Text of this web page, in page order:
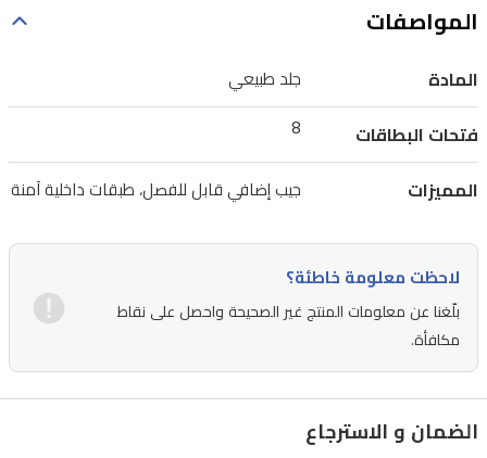
إضافياً
لتعديل
السعة
التخزينية،
طبقات
داخلية
على
المواصفات
المادة جلد طبيعي
فتحات البطاقات 8
المميزات جيب إضافي قابل للفصل، طبقات داخلية آمنة
لاحظت معلومة خاطئة؟
بلّغنا عن معلومات المنتج غير الصحيحة واحصل على نقاط
مكافأة.
الضمان و الاسترجاع